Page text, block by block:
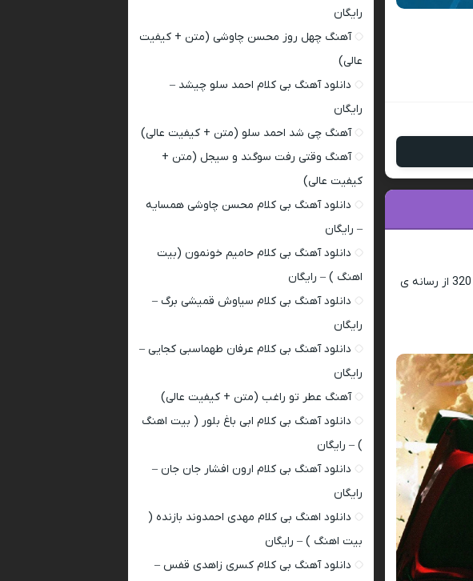
رایگان
آهنگ چهل روز محسن چاوشی (متن + کیفیت
عالی)
دانلود آهنگ بی کلام احمد سلو چیشد –
رایگان
آهنگ چی شد احمد سلو (متن + کیفیت عالی)
آهنگ وقتی رفت سوگند و سیجل (متن +
کیفیت عالی)
دانلود آهنگ بی کلام محسن چاوشی همسایه
– رایگان
دانلود آهنگ بی کلام حامیم خونمون (بیت
اهنگ ) – رایگان
دانلود آهنگ بی کلام سیاوش قمیشی برگ –
رایگان
دانلود آهنگ بی کلام عرفان طهماسبی کجایی –
رایگان
آهنگ عطر تو راغب (متن + کیفیت عالی)
دانلود آهنگ بی کلام ابی باغ بلور ( بیت اهنگ
) – رایگان
دانلود آهنگ بی کلام ارون افشار جان جان –
رایگان
دانلود اهنگ بی کلام مهدی احمدوند بازنده (
بیت اهنگ ) – رایگان
دانلود آهنگ بی کلام کسری زاهدی قفس –